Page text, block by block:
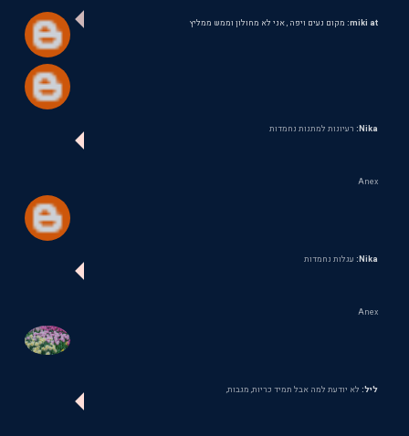
miki at: מקום נעים ויפה , אני לא מחולון וממש ממליץ
Nika: רעיונות למתנות נחמדות
Anex
Nika: עגלות נחמדות
Anex
ליל: לא יודעת למה אבל תמיד כריות, מגבות,